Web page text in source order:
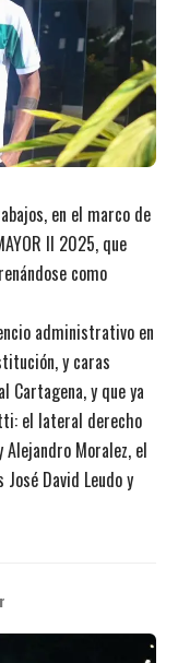
en el marco de
II 2025, que
como
administrativo en
y caras
Cartagena, y que ya
el lateral derecho
Moralez, el
David Leudo y